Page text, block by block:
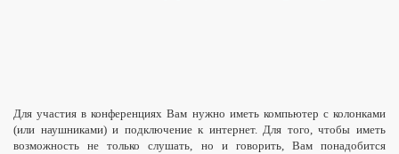
Для участия в конференциях Вам нужно иметь компьютер с колонками
(или наушниками) и подключение к интернет. Для того, чтобы иметь
возможность не только слушать, но и говорить, Вам понадобится